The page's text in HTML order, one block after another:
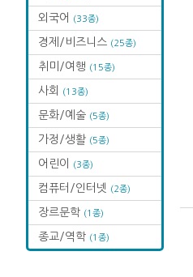
외국어 (33종)
경제/비즈니스 (25종)
취미/여행 (15종)
사회 (13종)
문화/예술 (5종)
가정/생활 (5종)
어린이 (3종)
컴퓨터/인터넷 (2종)
장르문학 (1종)
종교/역학 (1종)